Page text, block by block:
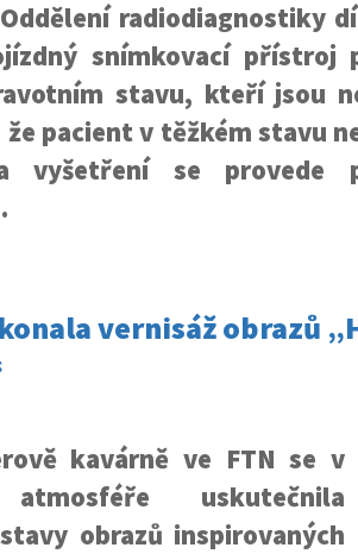
radiodiagnostiky
snímkovací přístroj
stavu, kteří jsou
že pacient v těžkém stavu
vyšetření se provede
konala vernisáž obrazů
kavárně ve FTN se v
uskutečnila
obrazů inspirovaných